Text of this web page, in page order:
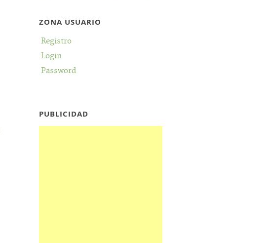
ZONA USUARIO
Registro
Login
Password
PUBLICIDAD